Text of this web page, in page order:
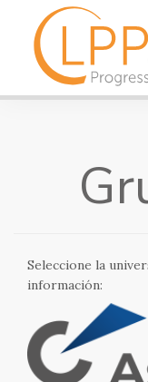
CONTACTO
Seleccione la
información: